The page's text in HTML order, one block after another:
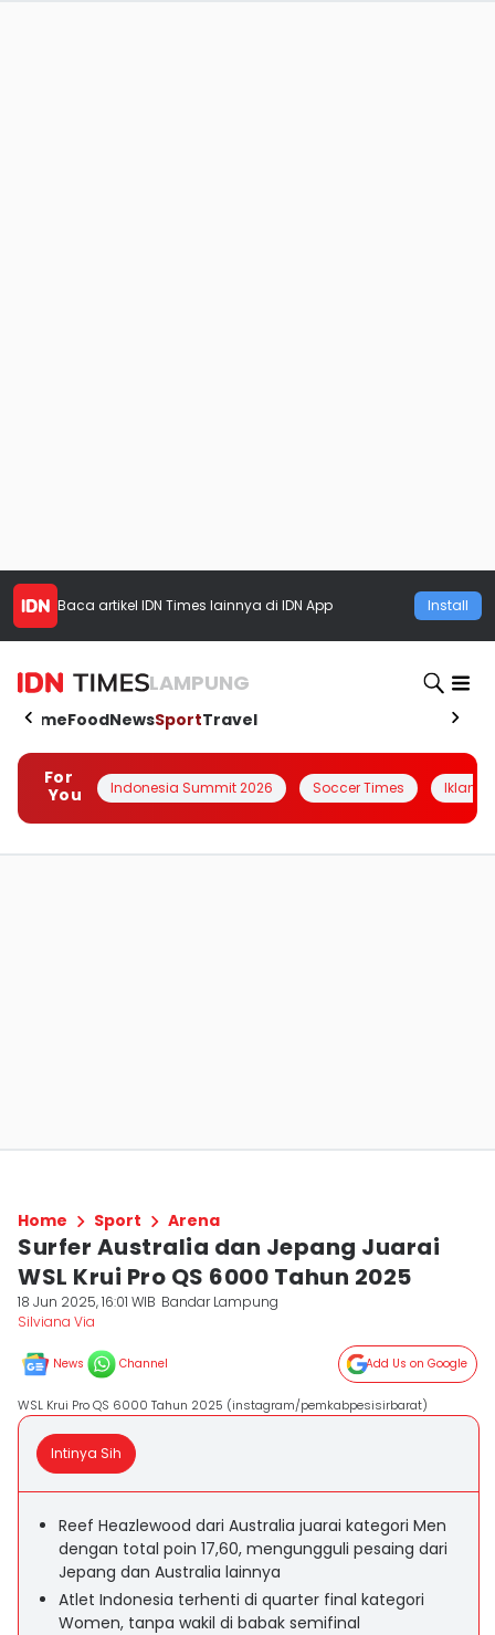
Baca artikel IDN Times lainnya di IDN App Install
LAMPUNG
HomeFoodNewsSportTravel
For
You
Indonesia Summit 2026 Soccer Times Iklanin
Home Sport Arena
Surfer Australia dan Jepang Juarai
WSL Krui Pro QS 6000 Tahun 2025
18 Jun 2025, 16:01 WIB Bandar Lampung
Silviana Via
News Channel Add Us on Google
WSL Krui Pro QS 6000 Tahun 2025 (instagram/pemkabpesisirbarat)
Intinya Sih
Reef Heazlewood dari Australia juarai kategori Men
dengan total poin 17,60, mengungguli pesaing dari
Jepang dan Australia lainnya
Atlet Indonesia terhenti di quarter final kategori
Women, tanpa wakil di babak semifinal